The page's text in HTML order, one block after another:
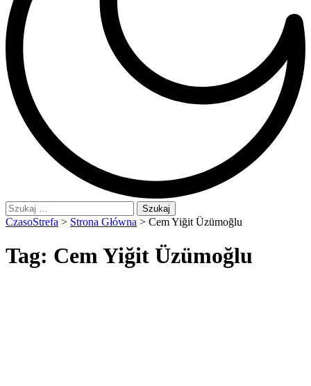
Szukaj:
CzasoStrefa > Strona Główna > Cem Yiğit Üzümoğlu
Tag: Cem Yiğit Üzümoğlu